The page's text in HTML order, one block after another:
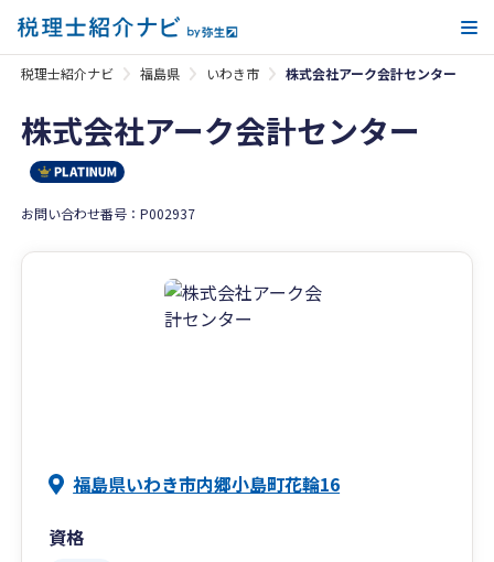
税理士紹介ナビ 福島県 いわき市 株式会社アーク会計センター
株式会社アーク会計センター
お問い合わせ番号：P002937
福島県いわき市内郷小島町花輪16
資格